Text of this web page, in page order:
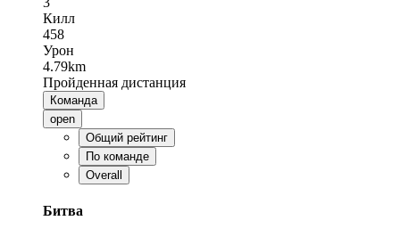
Килл
458
Урон
4.79km
Пройденная дистанция
Команда
open
Общий рейтинг
По команде
Overall
Битва